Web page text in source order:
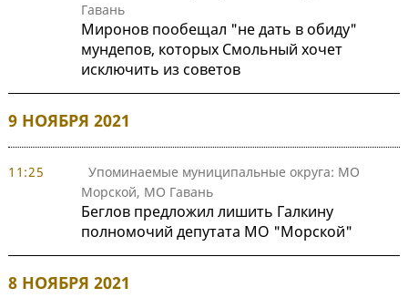
Гавань
Миронов пообещал "не дать в обиду"
мундепов, которых Смольный хочет
исключить из советов
9 НОЯБРЯ 2021
11:25
Упоминаемые муниципальные округа: МО
Морской, МО Гавань
Беглов предложил лишить Галкину
полномочий депутата МО "Морской"
8 НОЯБРЯ 2021